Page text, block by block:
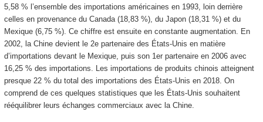
5,58 % l’ensemble des importations américaines en 1993, loin derrière
celles en provenance du Canada (18,83 %), du Japon (18,31 %) et du
Mexique (6,75 %). Ce chiffre est ensuite en constante augmentation. En
2002, la Chine devient le 2epartenaire des États-Unis en matière
d’importations devant le Mexique, puis son 1erpartenaire en 2006 avec
16,25 % des importations. Les importations de produits chinois atteignent
presque 22 % du total des importations des États-Unis en 2018. On
comprend de ces quelques statistiques que les États-Unis souhaitent
rééquilibrer leurs échanges commerciaux avec la Chine.